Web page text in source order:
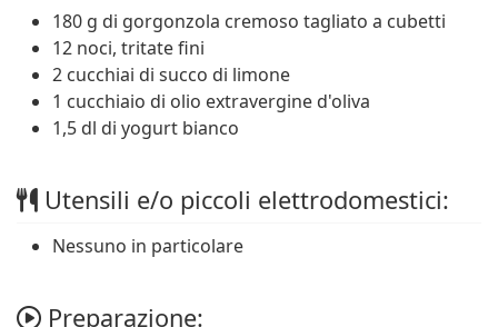
180 g di gorgonzola cremoso tagliato a cubetti
12 noci, tritate fini
2 cucchiai di succo di limone
1 cucchiaio di olio extravergine d'oliva
1,5 dl di yogurt bianco
Utensili e/o piccoli elettrodomestici:
Nessuno in particolare
Preparazione: